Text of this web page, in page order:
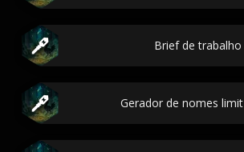
Brief de trabalho
Gerador de nomes